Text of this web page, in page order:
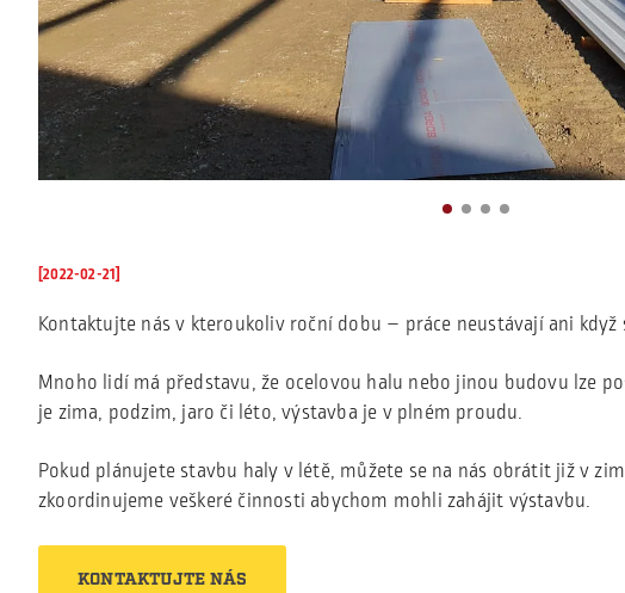
[2022-02-21]
Kontaktujte nás v kteroukoliv roční dobu – práce neustávají ani když
Mnoho lidí má představu, že ocelovou halu nebo jinou budovu lze
je zima, podzim, jaro či léto, výstavba je v plném proudu.
Pokud plánujete stavbu haly v létě, můžete se na nás obrátit již v
zkoordinujeme veškeré činnosti abychom mohli zahájit výstavbu.
KONTAKTUJTE NÁS